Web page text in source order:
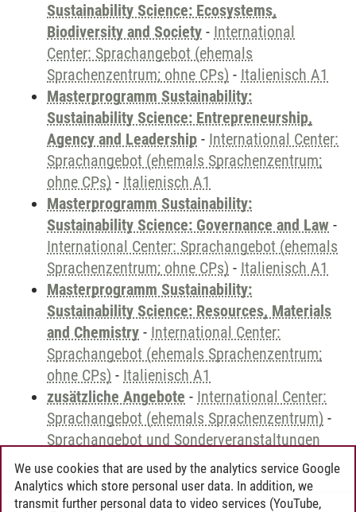
Sustainability Science: Ecosystems,
Biodiversity and Society - International
Center: Sprachangebot (ehemals
Sprachenzentrum; ohne CPs) - Italienisch A1
Masterprogramm Sustainability:
Sustainability Science: Entrepreneurship,
Agency and Leadership - International Center:
Sprachangebot (ehemals Sprachenzentrum;
ohne CPs) - Italienisch A1
Masterprogramm Sustainability:
Sustainability Science: Governance and Law -
International Center: Sprachangebot (ehemals
Sprachenzentrum; ohne CPs) - Italienisch A1
Masterprogramm Sustainability:
Sustainability Science: Resources, Materials
and Chemistry - International Center:
Sprachangebot (ehemals Sprachenzentrum;
ohne CPs) - Italienisch A1
zusätzliche Angebote - International Center:
Sprachangebot (ehemals Sprachenzentrum) -
Sprachangebot und Sonderveranstaltungen
We use cookies that are used by the analytics service Google
Analytics which store personal user data. In addition, we
transmit further personal data to video services (YouTube,